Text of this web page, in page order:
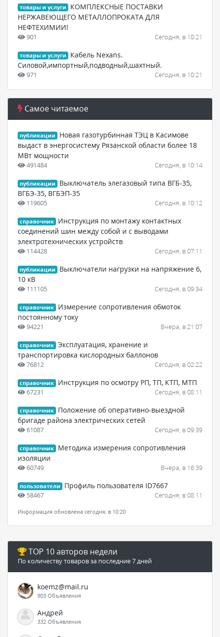
товары и услуги
КОМПЛЕКСНЫЕ ПОСТАВКИ
НЕРЖАВЕЮЩЕГО МЕТАЛЛОПРОКАТА ДЛЯ
НЕФТЕХИМИИ!
901 Сегодня, в 10:21
товары и услуги
Кабель Nexans.
Силовой,импортный,подводный,шахтный.
971 Сегодня, в 10:21
Самое читаемое
публикации
Новая газотурбинная ТЭЦ в Касимове
выдаст в энергосистему Рязанской области более 18
МВт мощности
491484 Сегодня, в 10:14
публикации
Выключатель элегазовый типа ВГБ-35,
ВГБЭ-35, ВГБЭП-35
119605 Сегодня, в 10:12
справочник
Инструкция по монтажу контактных
соединений шин между собой и с выводами
электротехнических устройств
114428 Сегодня, в 07:11
публикации
Выключатели нагрузки на напряжение 6,
10 кВ
111105 Сегодня, в 09:34
справочник
Измерение сопротивления обмоток
постоянному току
94221 Вчера, в 21:07
справочник Эксплуатация, хранение и
транспортировка кислородных баллонов
76812 Сегодня, в 02:22
справочник Инструкция по осмотру РП, ТП, КТП, МТП
67231 Сегодня, в 08:11
справочник
Положение об оперативно-выездной
бригаде района электрических сетей
61087 Сегодня, в 09:39
справочник
Методика измерения сопротивления
изоляции
60749 Вчера, в 16:39
пользователи Профиль пользователя ID7667
58467 Сегодня, в 08:11
Информация обновлена сегодня, в 10:20
TOP 10 авторов недели
По количеству товаров за последние 7 дней
koemz@mail.ru
903 Объявления
Андрей
332 Объявления